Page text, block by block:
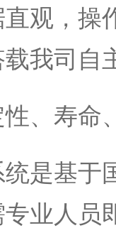
直观，操
我司自
、寿命
是基于
业人员